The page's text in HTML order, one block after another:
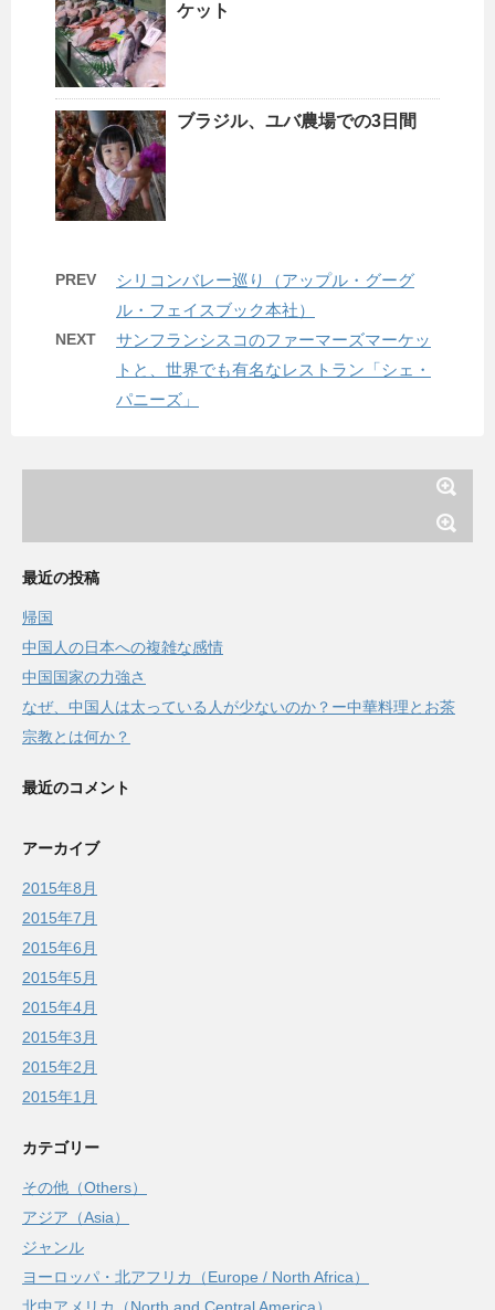
ケット
ブラジル、ユバ農場での3日間
PREV
シリコンバレー巡り（アップル・グーグ
ル・フェイスブック本社）
NEXT
サンフランシスコのファーマーズマーケッ
トと、世界でも有名なレストラン「シェ・
パニーズ」
最近の投稿
帰国
中国人の日本への複雑な感情
中国国家の力強さ
なぜ、中国人は太っている人が少ないのか？ー中華料理とお茶
宗教とは何か？
最近のコメント
アーカイブ
2015年8月
2015年7月
2015年6月
2015年5月
2015年4月
2015年3月
2015年2月
2015年1月
カテゴリー
その他（Others）
アジア（Asia）
ジャンル
ヨーロッパ・北アフリカ（Europe / North Africa）